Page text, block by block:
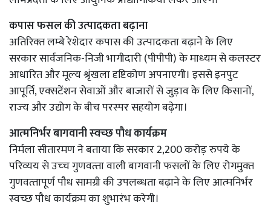
कपास फसल की उत्‍पादकता बढ़ाना
अतिरिक्‍त लम्‍बे रेशेदार कपास की उत्‍पादकता बढ़ाने के लिए
सरकार सार्वजनिक-निजी भागीदारी (पीपीपी) के माध्‍यम से कलस्‍टर
आधारित और मूल्‍य श्रृंखला दृष्टिकोण अपनाएगी। इससे इनपुट
आपूर्ति, एक्‍सटेंशन सेवाओं और बाजारों से जुड़ाव के लिए किसानों,
राज्‍य और उद्योग के बीच परस्‍पर सहयोग बढ़ेगा।
आत्‍मनिर्भर बागवानी स्‍वच्‍छ पौध कार्यक्रम
निर्मला सीतारमण ने बताया कि सरकार 2,200 करोड़ रुपये के
परिव्‍यय से उच्‍च गुणवत्‍ता वाली बागवानी फसलों के लिए रोगमुक्‍त
गुणवत्‍तापूर्ण पौध सामग्री की उपलब्‍धता बढ़ाने के लिए आत्‍मनिर्भर
स्‍वच्‍छ पौध कार्यक्रम का शुभारंभ करेगी।